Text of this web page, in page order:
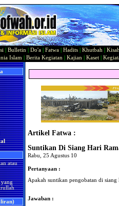
Bulletin Do'a Fatwa Hadits Khutbah
Islam Berita Kegiatan Kajian Kaset|
atau
yang
Artikel Fatwa :
Suntikan Di Siang Hari
Rabu, 25 Agustus 10
Pertanyaan :
Apakah suntikan pengobatan di
Jawaban :